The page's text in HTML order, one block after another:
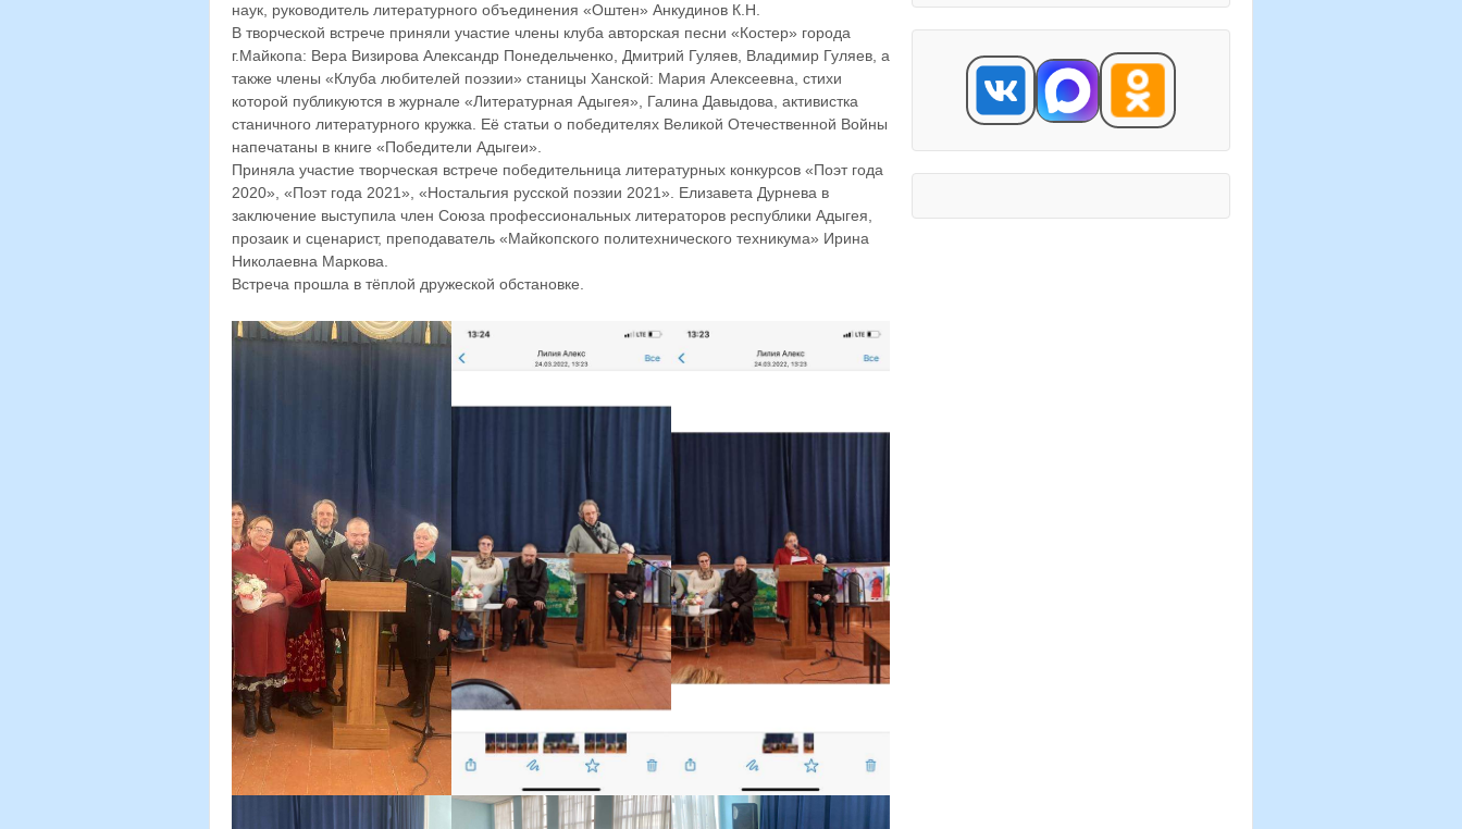
наук, руководитель литературного объединения «Оштен» Анкудинов К.Н.
В творческой встрече приняли участие члены клуба авторская песни «Костер» города
г.Майкопа: Вера Визирова Александр Понедельченко, Дмитрий Гуляев, Владимир Гуляев, а
также члены «Клуба любителей поэзии» станицы Ханской: Мария Алексеевна, стихи
которой публикуются в журнале «Литературная Адыгея», Галина Давыдова, активистка
станичного литературного кружка. Её статьи о победителях Великой Отечественной Войны
напечатаны в книге «Победители Адыгеи».
Приняла участие творческая встрече победительница литературных конкурсов «Поэт года
2020», «Поэт года 2021», «Ностальгия русской поэзии 2021». Елизавета Дурнева в
заключение выступила член Союза профессиональных литераторов республики Адыгея,
прозаик и сценарист, преподаватель «Майкопского политехнического техникума» Ирина
Николаевна Маркова.
Встреча прошла в тёплой дружеской обстановке.